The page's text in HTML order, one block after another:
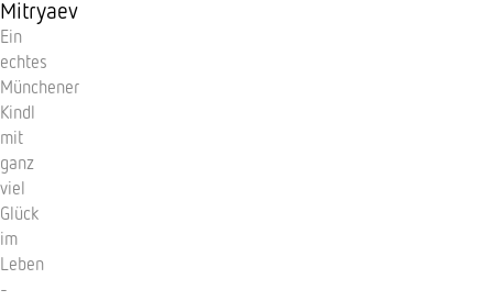
Mitryaev
Ein
echtes
Münchener
Kindl
mit
ganz
viel
Glück
im
Leben
-